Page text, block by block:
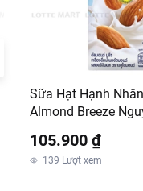
Sữa Hạt Hạnh
Almond Breeze
105.900 ₫
139 Lượt xem